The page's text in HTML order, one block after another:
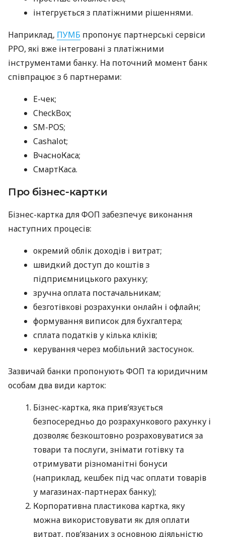
інтегрується з платіжними рішеннями.
Наприклад, ПУМБ пропонує партнерські сервіси
РРО, які вже інтегровані з платіжними
інструментами банку. На поточний момент банк
співпрацює з 6 партнерами:
E-чек;
CheckBox;
SM-POS;
Cashalot;
ВчасноКаса;
СмартКаса.
Про бізнес-картки
Бізнес-картка для ФОП забезпечує виконання
наступних процесів:
окремий облік доходів і витрат;
швидкий доступ до коштів з
підприємницького рахунку;
зручна оплата постачальникам;
безготівкові розрахунки онлайн і офлайн;
формування виписок для бухгалтера;
сплата податків у кілька кліків;
керування через мобільний застосунок.
Зазвичай банки пропонують ФОП та юридичним
особам два види карток:
Бізнес-картка, яка прив’язується
безпосередньо до розрахункового рахунку і
дозволяє безкоштовно розраховуватися за
товари та послуги, знімати готівку та
отримувати різноманітні бонуси
(наприклад, кешбек під час оплати товарів
у магазинах-партнерах банку);
Корпоративна пластикова картка, яку
можна використовувати як для оплати
витрат, пов’язаних з основною діяльністю